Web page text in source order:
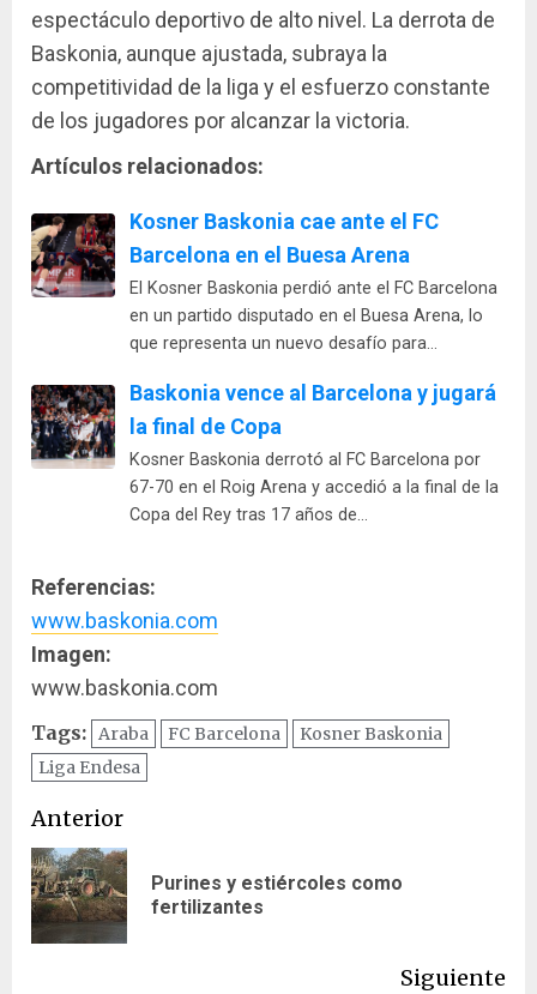
espectáculo deportivo de alto nivel. La derrota de
Baskonia, aunque ajustada, subraya la
competitividad de la liga y el esfuerzo constante
de los jugadores por alcanzar la victoria.
Artículos relacionados:
Kosner Baskonia cae ante el FC
Barcelona en el Buesa Arena
El Kosner Baskonia perdió ante el FC Barcelona
en un partido disputado en el Buesa Arena, lo
que representa un nuevo desafío para…
Baskonia vence al Barcelona y jugará
la final de Copa
Kosner Baskonia derrotó al FC Barcelona por
67-70 en el Roig Arena y accedió a la final de la
Copa del Rey tras 17 años de…
Referencias:
www.baskonia.com
Imagen:
www.baskonia.com
Tags: Araba FC Barcelona
Kosner Baskonia
Liga Endesa
Navegación
de
entradas
Anterior
Purines y estiércoles como
fertilizantes
Siguiente